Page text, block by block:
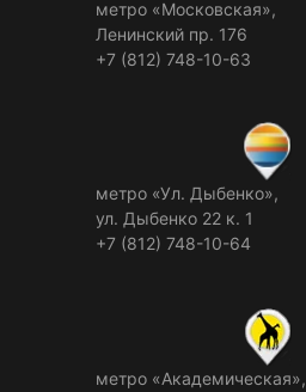
метро «Московская»,
Ленинский пр. 176
+7 (812) 748-10-63
метро «Ул. Дыбенко»,
ул. Дыбенко 22 к. 1
+7 (812) 748-10-64
метро «Академическая»,